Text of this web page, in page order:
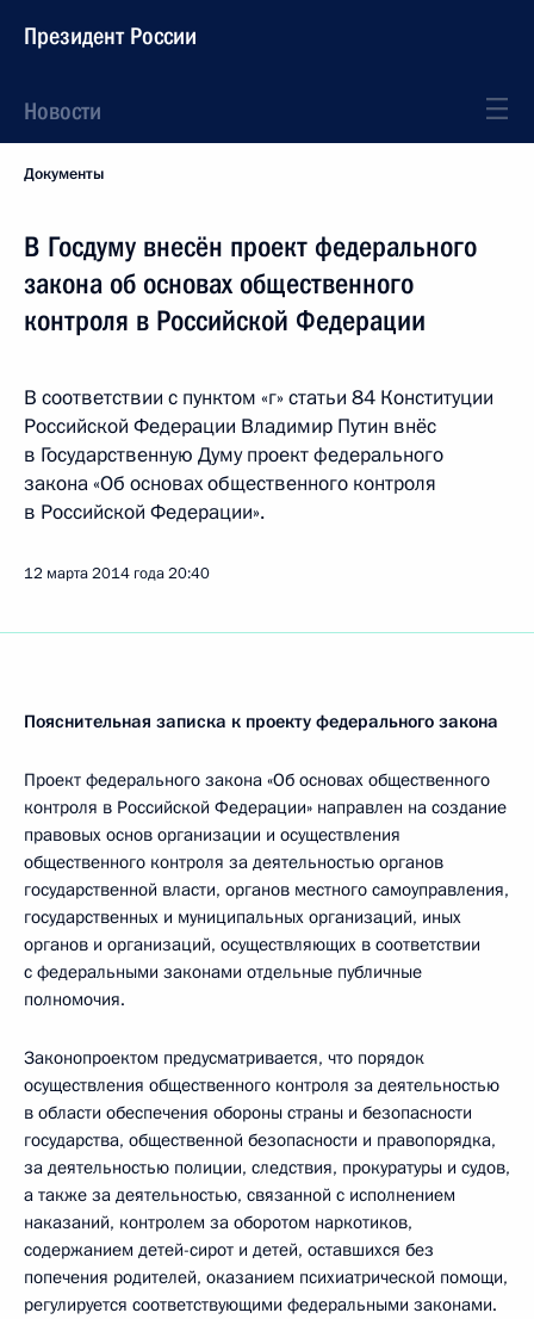
Президент России
Новости
Документы
В Госдуму внесён проект федерального
закона об основах общественного
контроля в Российской Федерации
В соответствии с пунктом «г» статьи 84 Конституции
Российской Федерации Владимир Путин внёс
в Государственную Думу проект федерального
закона «Об основах общественного контроля
в Российской Федерации».
12 марта 2014 года20:40
Пояснительная записка к проекту федерального закона
Проект федерального закона «Об основах общественного
контроля в Российской Федерации» направлен на создание
правовых основ организации и осуществления
общественного контроля за деятельностью органов
государственной власти, органов местного самоуправления,
государственных и муниципальных организаций, иных
органов и организаций, осуществляющих в соответствии
с федеральными законами отдельные публичные
полномочия.
Законопроектом предусматривается, что порядок
осуществления общественного контроля за деятельностью
в области обеспечения обороны страны и безопасности
государства, общественной безопасности и правопорядка,
за деятельностью полиции, следствия, прокуратуры и судов,
а также за деятельностью, связанной с исполнением
наказаний, контролем за оборотом наркотиков,
содержанием детей-сирот и детей, оставшихся без
попечения родителей, оказанием психиатрической помощи,
регулируется соответствующими федеральными законами.